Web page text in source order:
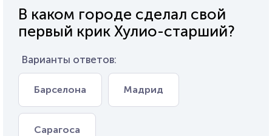
В каком городе сделал свой
первый крик Хулио-старший?
Варианты ответов:
Барселона Мадрид
Сарагоса